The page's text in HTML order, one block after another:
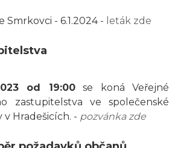
Smrkovci - 6.1.2024 - leták zde
od 19:00se koná Veřejné
zastupitelstva ve společenské
v Hradešicích. - pozvánka zde